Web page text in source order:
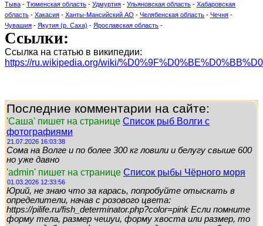
Тыва - Тюменская область - Удмуртия - Ульяновская область - Хабаровская
область - Хакасия - Ханты-Мансийский АО - Челябенская область - Чечня -
Чувашия - Якутия (р. Саха) - Ярославская область -
Ссылки:
Ссылка на статью в википедии:
https://ru.wikipedia.org/wiki/
Последние комментарии на сайте:
'Саша' пишет на странице Список рыб Волги с
фотографиями
21.07.2026 16:03:38
Сома на Волге и по более 300 кг ловили и белугу свыше 600
но уже давно
'admin' пишет на странице Список рыбы Чёрного моря
01.03.2026 12:33:56
Юрий, не знаю что за карась, попробуйте отыскать в
определители, начав с розового цвета:
https://pilife.ru/fish_determinator.php?color=pink Если помните
форму тела, размер чешуи, форму хвоста или размер, то